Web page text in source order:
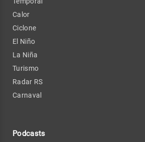
Calor
Ciclone
El Niño
La Niña
Turismo
Radar RS
Carnaval
Podcasts